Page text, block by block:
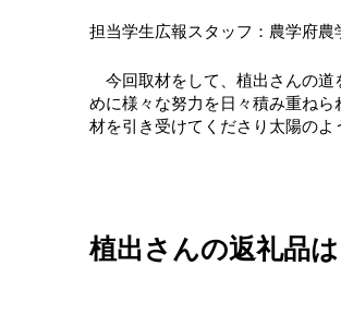
担当学生広報スタッフ：農学府
今回取材をして、植出さんの道
めに様々な努力を日々積み重ね
材を引き受けてくださり太陽のよ
植出さんの返礼品